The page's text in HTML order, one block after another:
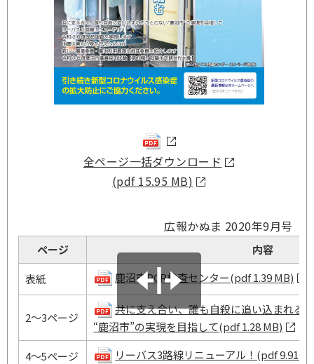
全ページ一括ダウンロード
(pdf 15.95 MB)
広報かぬま 2020年9月号
ページ
内容
表紙
鹿沼市PCR検査センター(pdf 1.39 MB)
2～3ページ
共に支え合い、誰も自殺に追い込まれる
“鹿沼市”の実現を目指して(pdf 1.28 MB)
4～5ページ
リーバス3路線リニューアル！(pdf 9.91